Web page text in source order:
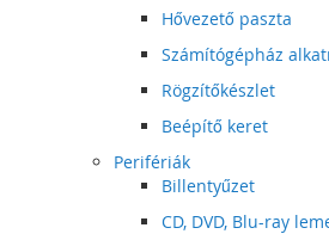
Hővezető paszta
Számítógépház
Rögzítőkészlet
Beépítő keret
Perifériák
Billentyűzet
CD, DVD, Blu-ray